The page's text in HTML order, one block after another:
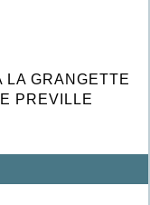
LA GRANGETTE
PREVILLE